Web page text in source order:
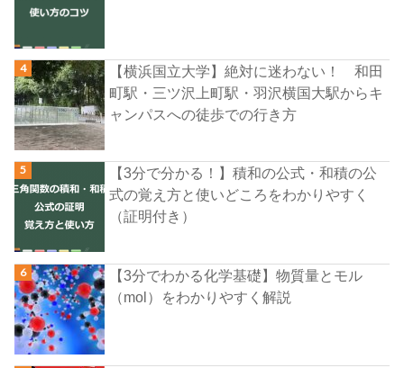
【横浜国立大学】絶対に迷わない！ 和田
町駅・三ツ沢上町駅・羽沢横国大駅からキ
ャンパスへの徒歩での行き方
【3分で分かる！】積和の公式・和積の公
式の覚え方と使いどころをわかりやすく
（証明付き）
【3分でわかる化学基礎】物質量とモル
（mol）をわかりやすく解説